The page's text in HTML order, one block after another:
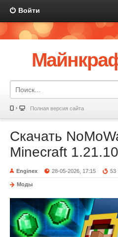
Войти
Полная версия сайта
Скачать
Minecraft 1.21.10
Enginex 28-05-2026, 17:15 53
Моды